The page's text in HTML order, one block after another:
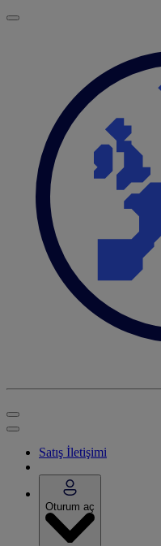
Satış İletişimi
Oturum aç